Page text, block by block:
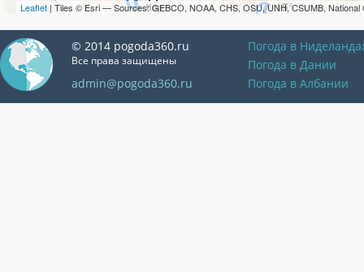
Leaflet | Tiles © Esri — Sources: GEBCO, NOAA, CHS, OSU, UNH, CSUMB, National
© 2014 pogoda360.ru
Все права защищены
admin@pogoda360.ru
Погода в
Погода в Дании
Погода в Албании